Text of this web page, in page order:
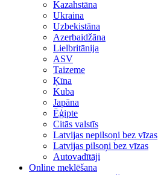
Kazahstāna
Ukraina
Uzbekistāna
Azerbaidžāna
Lielbritānija
ASV
Taizeme
Ķīna
Kuba
Japāna
Ēģipte
Citās valstīs
Latvijas nepilsoņi bez vīzas
Latvijas pilsoņi bez vīzas
Autovadītāji
Online meklēšana